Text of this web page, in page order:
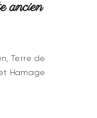
ancien
Terre de
Hamage